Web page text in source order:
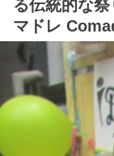
る伝統的な
マドレ